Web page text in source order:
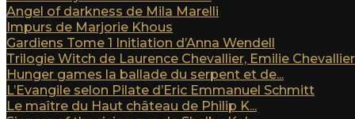
Angel of darkness de Mila Marelli
Impurs de Marjorie Khous
Gardiens Tome 1 Initiation d’Anna Wendell
Trilogie Witch de Laurence Chevallier, Emilie Chevallier
Hunger games la ballade du serpent et de...
L’Evangile selon Pilate d’Eric Emmanuel Schmitt
Le maître du Haut château de Philip K...